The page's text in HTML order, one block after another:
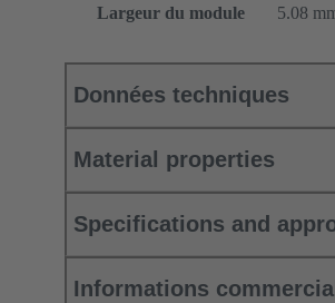
Largeur du module
5.08
Données techniques
Material properties
Specifications and
Informations